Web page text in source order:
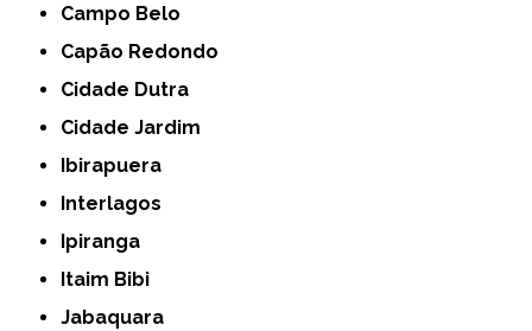
Campo Belo
Capão Redondo
Cidade Dutra
Cidade Jardim
Ibirapuera
Interlagos
Ipiranga
Itaim Bibi
Jabaquara